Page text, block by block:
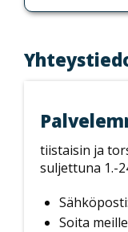
tiistaisin ja
suljettuna 1.-
Sähköposti:
Soita